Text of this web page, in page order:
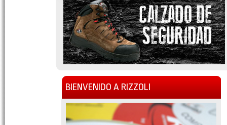
BIENVENIDO A RIZZOLI